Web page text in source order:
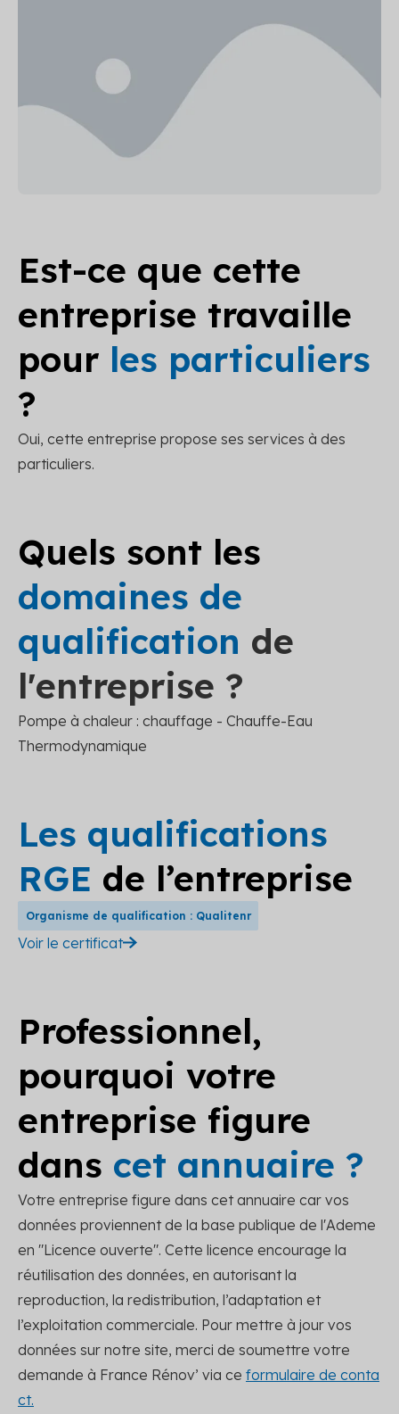
Est-ce que cette
entreprise travaille
pour les particuliers
?
Oui, cette entreprise propose ses services à des
particuliers.
Quels sont les
domaines de
qualification de
l'entreprise ?
Pompe à chaleur : chauffage - Chauffe-Eau
Thermodynamique
Les qualifications
RGE de l’entreprise
Organisme de qualification : Qualitenr
Voir le certificat
Professionnel,
pourquoi votre
entreprise figure
dans cet annuaire ?
Votre entreprise figure dans cet annuaire car vos
données proviennent de la base publique de l'Ademe
en "Licence ouverte". Cette licence encourage la
réutilisation des données, en autorisant la
reproduction, la redistribution, l’adaptation et
l’exploitation commerciale. Pour mettre à jour vos
données sur notre site, merci de soumettre votre
demande à France Rénov’ via ce formulaire de conta
ct.